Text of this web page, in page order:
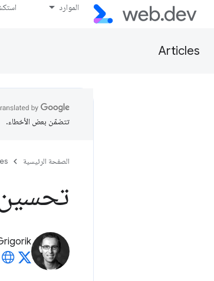
الموارد
Articles
تتضمّن بعض الأخطاء.
الصفحة الرئيسية